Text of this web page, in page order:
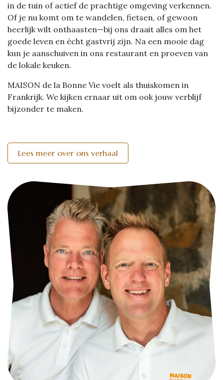
in de tuin of actief de prachtige omgeving verkennen.
Of je nu komt om te wandelen, fietsen, of gewoon
heerlijk wilt onthaasten—bij ons draait alles om het
goede leven en écht gastvrij zijn. Na een mooie dag
kun je aanschuiven in ons restaurant en proeven van
de lokale keuken.
MAISON de la Bonne Vie voelt als thuiskomen in
Frankrijk. We kijken ernaar uit om ook jouw verblijf
bijzonder te maken.
Lees meer over ons verhaal